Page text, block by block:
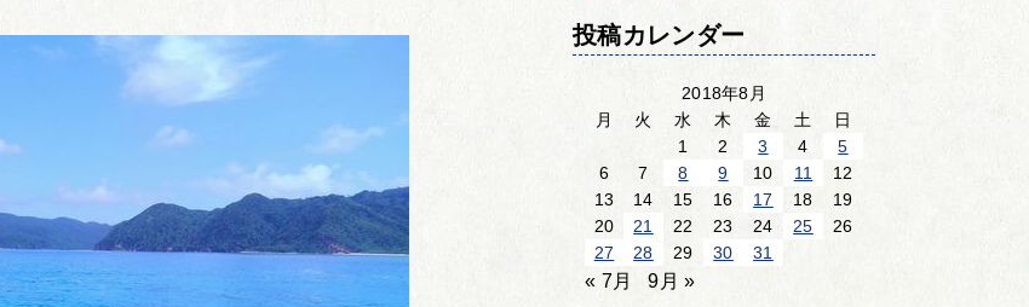
投稿カレンダー
2018年8月
月
火 水 木 金 土
日
1
2 3 4
5
6
7 8 9 10 11
12
13
14 15 16 17 18
19
20
21 22 23 24 25
26
27
28 29 30 31
« 7月 9月 »